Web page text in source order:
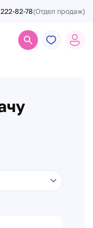
82-78(Отдел продаж)